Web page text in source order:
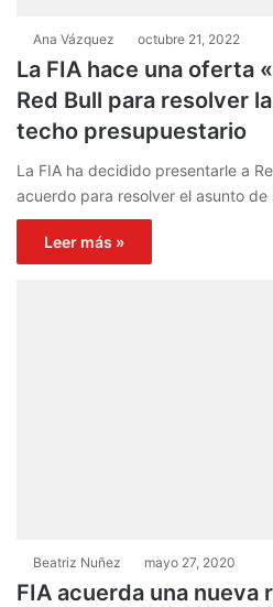
Ana Vázquez octubre 21, 2022
La FIA hace una oferta
Red Bull para resolver
techo presupuestario
La FIA ha decidido presentarle a
acuerdo para resolver el asunto
Leer más »
Beatriz Nuñez mayo 27, 2020
FIA acuerda una nueva